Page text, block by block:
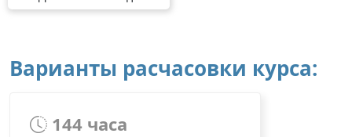
Варианты расчасовки курса:
144 часа